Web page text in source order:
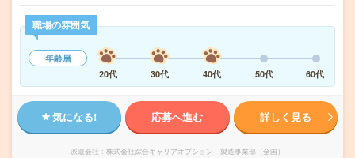
職場の雰囲気
年齢層
20代
30代 40代 50代 60代
気になる! 応募へ進む 詳しく見る
派遣会社 株式会社綜合キャリアオプション 製造事業部（全国）